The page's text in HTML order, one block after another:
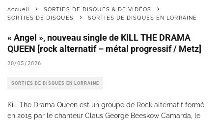
Accueil
SORTIES DE DISQUES & DE VIDÉOS
SORTIES DE DISQUES
SORTIES DE DISQUES EN LORRAINE
« Angel », nouveau single de KILL THE DRAMA
QUEEN [rock alternatif – métal progressif / Metz]
20/05/2026
SORTIES DE DISQUES EN LORRAINE
Kill The Drama Queen est un groupe de Rock alternatif formé
en 2015 par le chanteur Claus George Beeskow Camarda, le